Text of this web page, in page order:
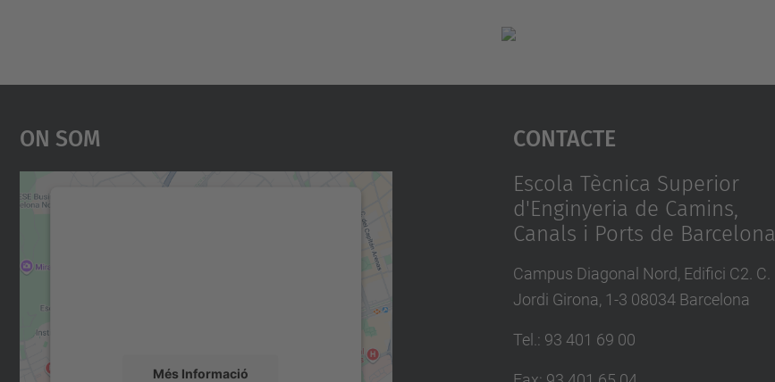
On Som
Més Informació
Contacte
Escola Tècnica Superior
d'Enginyeria de Camins,
Canals i Ports de Barcelona
Campus Diagonal Nord, Edifici C2. C.
Jordi Girona, 1-3 08034 Barcelona
Tel.: 93 401 69 00